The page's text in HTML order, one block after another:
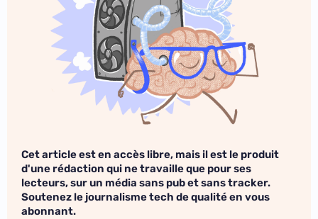
Cet article est en accès libre, mais il est le produit
d'une rédaction qui ne travaille que pour ses
lecteurs, sur un média sans pub et sans tracker.
Soutenez le journalisme tech de qualité en vous
abonnant.